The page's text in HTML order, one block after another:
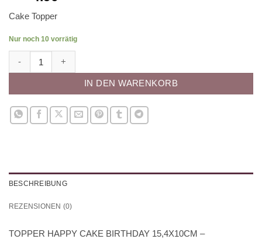
Cake Topper
Nur noch 10 vorrätig
IN DEN WARENKORB
BESCHREIBUNG
REZENSIONEN (0)
TOPPER HAPPY CAKE BIRTHDAY 15,4X10CM –